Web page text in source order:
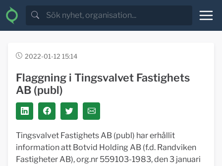
2022-01-12 15:14
Flaggning i Tingsvalvet Fastighets
AB (publ)
Tingsvalvet Fastighets AB (publ) har erhållit
information att Botvid Holding AB (f.d. Randviken
Fastigheter AB), org.nr 559103-1983, den 3 januari